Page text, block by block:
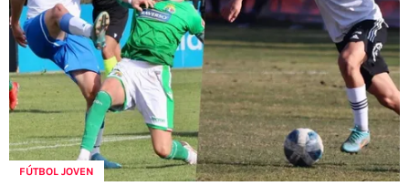
SERIE A
LA LIGA
QUIENES SOMOS
STAFF
TÉRMINOS Y CONDICIONES
AGENDA
POLÍTICAS DE PRIVACIDAD
POLÍTICA EDITORIAL
SELECCIÓN CHILENA
COLO COLO
UNIVERSIDAD DE CHILE
UNIVERSIDAD CATÓLICA
CAMPEONATO NACIONAL
RESULTADOS
FÚTBOL JOVEN